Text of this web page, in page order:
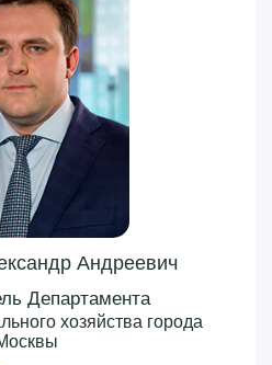
Андреевич
Департамента
хозяйства города